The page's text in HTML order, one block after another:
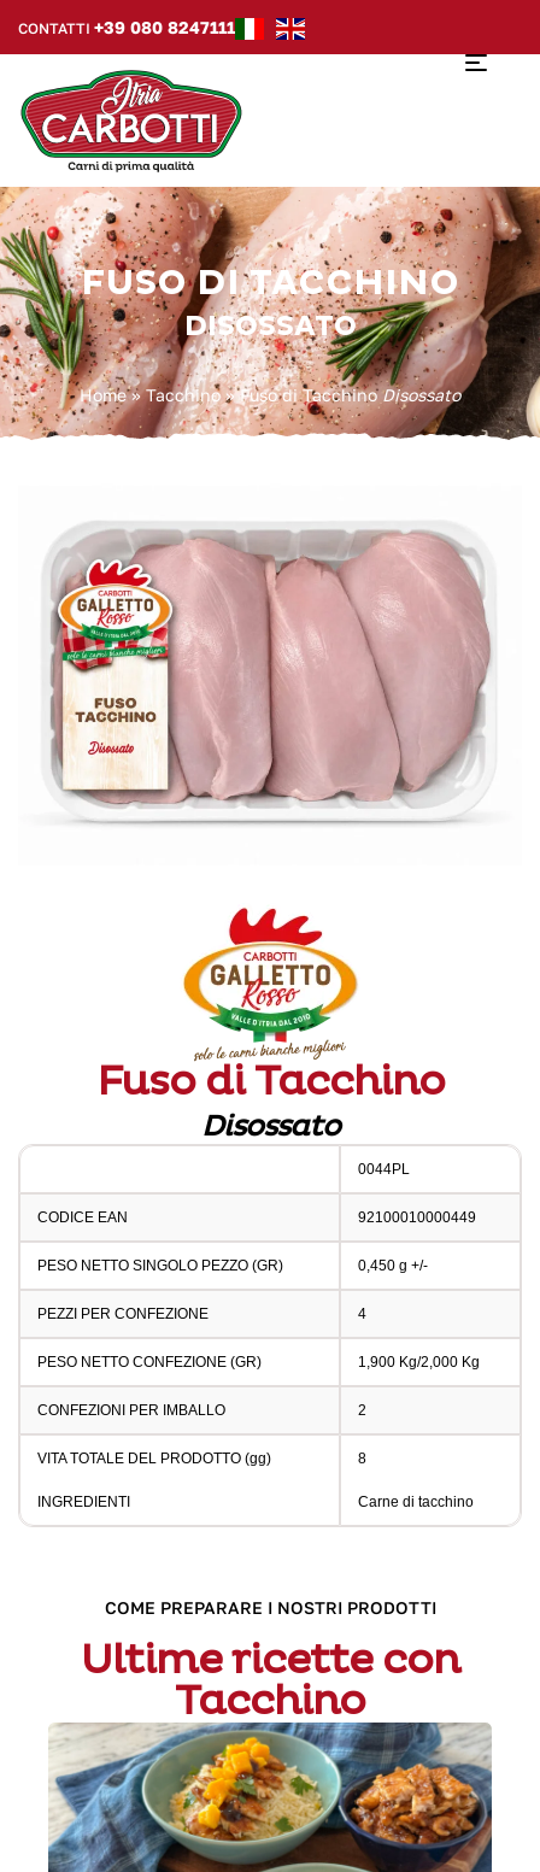
CONTATTI +39 080 8247111
FUSO DI TACCHINO
DISOSSATO
Home»Tacchino »Fuso di Tacchino Disossato
Fuso di Tacchino
Disossato
0044PL
CODICE EAN 92100010000449
PESO NETTO SINGOLO PEZZO (GR) 0,450 g +/-
PEZZI PER CONFEZIONE 4
PESO NETTO CONFEZIONE (GR) 1,900 Kg/2,000 Kg
CONFEZIONI PER IMBALLO 2
VITA TOTALE DEL PRODOTTO (gg)
INGREDIENTI
8
Carne di tacchino
Ultime ricette con
Tacchino
COME PREPARARE I NOSTRI PRODOTTI